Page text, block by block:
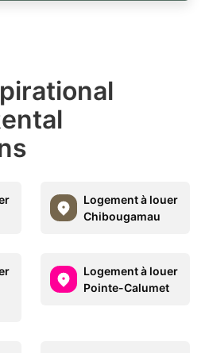
Logement à louer
Chibougamau
Logement à louer
Pointe-Calumet